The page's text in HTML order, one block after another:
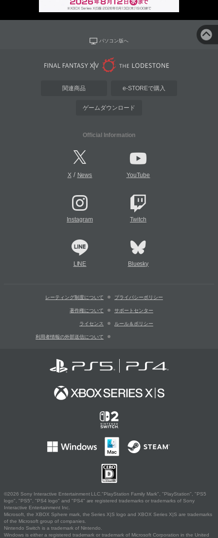
パソコン版へ
関連商品 e-STOREで購入
ゲームダウンロード
Official Information
X/ News YouTube
Instagram Twitch
LINE Bluesky
レーティング制度について プライバシーポリシー
著作権について サポートセンター
ライセンス ルール＆ポリシー
利用者情報の外部送信について
©2026 Sony Interactive Entertainment LLC."PlayStation Family Mark", "PlayStation", "PS5
logo", "PS5", "PS4 logo" and "PS4" are registered trademarks or trademarks of Sony
Interactive Entertainment Inc.
Microsoft, the XBOX Sphere mark, the Series X|S logo and XBOX Series X|S are trademarks
of the Microsoft group of companies.
Nintendo Switch is a trademark of Nintendo.
Windows is either a registered trademark or trademark of Microsoft Corporation in the United